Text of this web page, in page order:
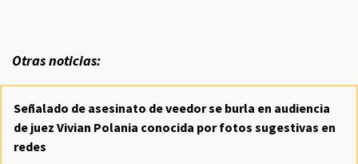
Otras noticias:
Señalado de asesinato de veedor se burla en audiencia
de juez Vivian Polania conocida por fotos sugestivas en
redes